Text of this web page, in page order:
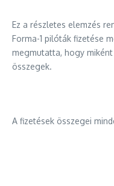
Ez a részletes elemzés
Forma-1 pilóták fizetése
megmutatta, hogy
összegek.
A fizetések összegei